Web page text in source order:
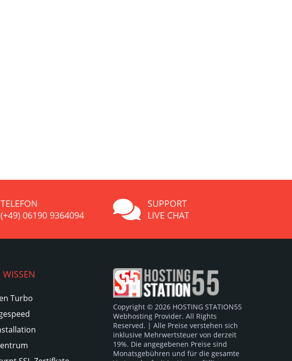
TELEFON
(+49) 06190 9364094
SUPPORT
LIVE CHAT
Turbo
Copyright © 2026 HOSTING STATION55
Webhosting Provider. All Rights
Reserved. | Alle Preise verstehen sich
inklusive Mehrwertsteuer von derzeit
19%. Die angegebenen Preise sind
Monatsgebühren und für die gesamte